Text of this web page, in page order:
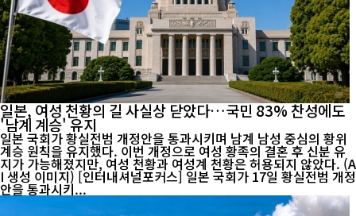
일본, 여성 천황의 길 사실상 닫았다…국민 83% 찬성에도
'남계 계승' 유지
일본 국회가 황실전범 개정안을 통과시키며 남계 남성 중심의 황위
계승 원칙을 유지했다. 이번 개정으로 여성 황족의 결혼 후 신분 유
지가 가능해졌지만, 여성 천황과 여성계 천황은 허용되지 않았다. (A
I 생성 이미지) [인터내셔널포커스] 일본 국회가 17일 황실전범 개정
안을 통과시키...